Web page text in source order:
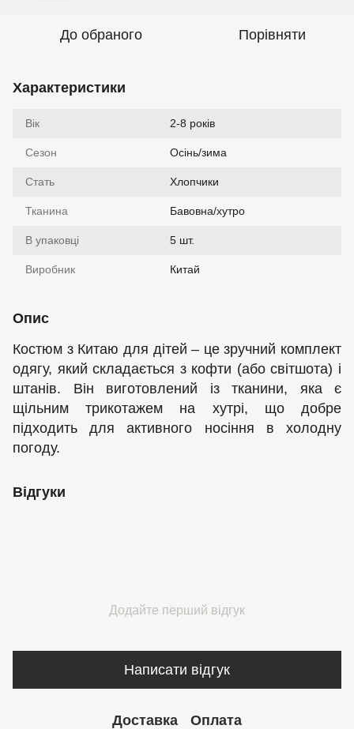
До обраного Порівняти
Характеристики
Вік 2-8 років
Сезон Осінь/зима
Стать Хлопчики
Тканина Бавовна/хутро
В упаковці 5 шт.
Виробник Китай
Опис
Костюм з Китаю для дітей – це зручний комплект
одягу, який складається з кофти (або світшота) і
штанів. Він виготовлений із тканини, яка є
щільним трикотажем на хутрі, що добре
підходить для активного носіння в холодну
погоду.
Відгуки
Додайте перший відгук
Написати відгук
Доставка Оплата